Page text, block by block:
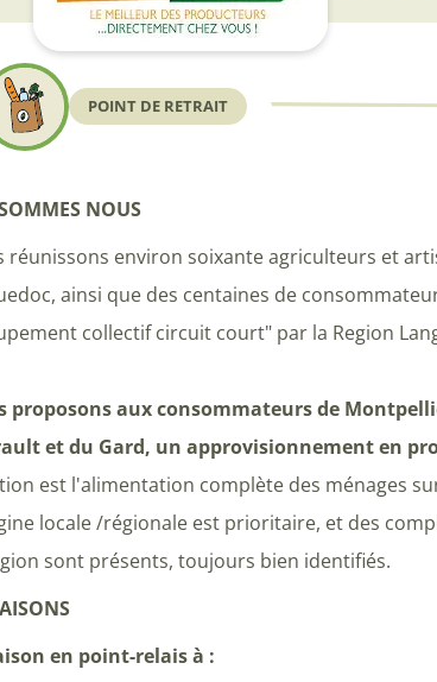
POINT DE RETRAIT
NOUS
réunissons environ soixante agriculteurs et
ainsi que des centaines de
collectif circuit court" par la Region
proposons aux consommateurs de
et du Gard, un approvisionnement en
est l'alimentation complète des ménages
locale /régionale est prioritaire, et des
sont présents, toujours bien identifiés.
en point-relais à :